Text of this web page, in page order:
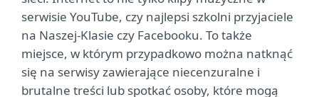
serwisie YouTube, czy najlepsi szkolni przyjaciele
na Naszej-Klasie czy Facebooku. To także
miejsce, w którym przypadkowo można natknąć
się na serwisy zawierające niecenzuralne i
brutalne treści lub spotkać osoby, które mogą